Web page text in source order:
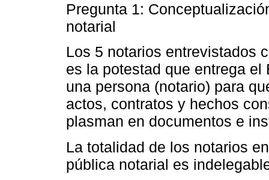
Pregunta 1:
notarial
Los 5 notarios entrevistados
es la potestad que entrega
una persona (notario) para
actos, contratos y hechos
plasman en documentos e
La totalidad de los notarios
pública notarial es